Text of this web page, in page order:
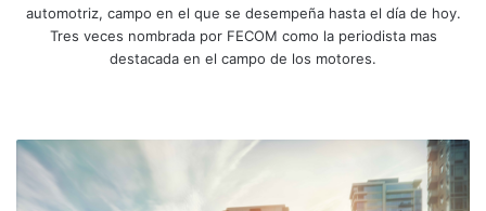
automotriz, campo en el que se desempeña hasta el día de hoy.
Tres veces nombrada por FECOM como la periodista mas
destacada en el campo de los motores.
we bo
ub
ra
M